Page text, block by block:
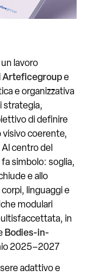
lavoro
Arteficegroupe
e organizzativa
strategia,
di definire
visivo coerente,
centro del
fa simbolo: soglia,
e allo
linguaggi e
modulari
in
Bodies-in-
2025–2027
adattivo e